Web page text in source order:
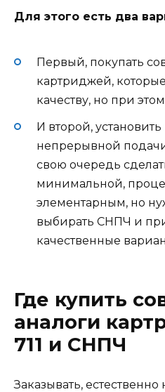
Для этого есть два
Первый, покупать
картриджей,
качеству, но при
И второй,
непрерывной
свою очередь
минимальной,
элементарным, но
выбирать СНПЧ и
качественные
Где купить
аналоги
711 и СНПЧ
Заказывать,